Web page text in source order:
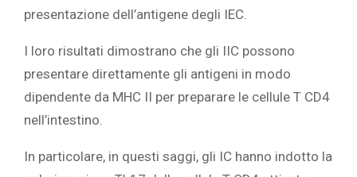
presentazione dell’antigene degli IEC.
I loro risultati dimostrano che gli IIC possono
presentare direttamente gli antigeni in modo
dipendente da MHC II per preparare le cellule T CD4
nell’intestino.
In particolare, in questi saggi, gli IC hanno indotto la